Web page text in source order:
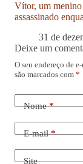
Vítor, um menino
assassinado
31 de
Deixe um
O seu endereço de
são marcados com *
Nome*
E-mail*
Site